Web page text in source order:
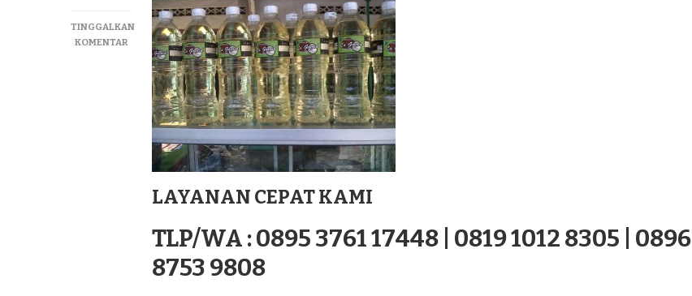
TINGGALKAN
KOMENTARPADA
DISTRIBUTOR
MINYAK
KELAPA
MURNI
LAGUREH
PADANG
LAYANAN CEPAT KAMI
TLP/WA : 0895 3761 17448 | 0819 1012 8305 | 0896
8753 9808